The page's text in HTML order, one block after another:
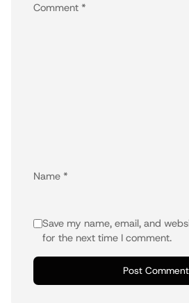
Comment *
Name *
Save my name, email, and
for the next time I comment.